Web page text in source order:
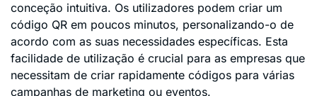
conceção intuitiva. Os utilizadores podem criar um
código QR em poucos minutos, personalizando-o de
acordo com as suas necessidades específicas. Esta
facilidade de utilização é crucial para as empresas que
necessitam de criar rapidamente códigos para várias
campanhas de marketing ou eventos.